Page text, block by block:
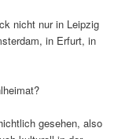
nicht nur in Leipzig
in Erfurt, in
gesehen, also